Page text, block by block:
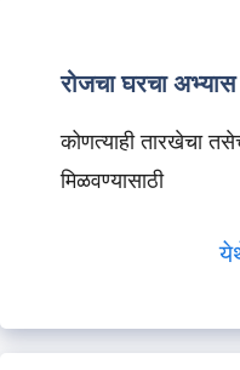
रोजचा घरचा
कोणत्याही तारखेचा
मिळवण्यासाठी